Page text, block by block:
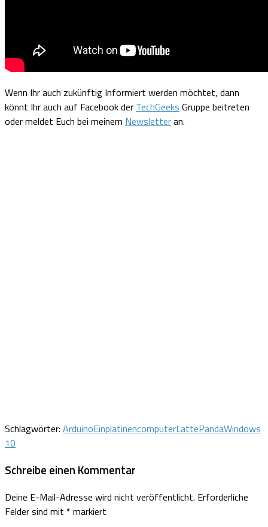
Wenn Ihr auch zukünftig Informiert werden möchtet, dann
könnt Ihr auch auf Facebook der TechGeeks Gruppe beitreten
oder meldet Euch bei meinem Newsletteran.
Schlagwörter: ArduinoEinplatinencomputerLattePandaWindows
10
Schreibe einen Kommentar
Deine E-Mail-Adresse wird nicht veröffentlicht. Erforderliche
Felder sind mit * markiert